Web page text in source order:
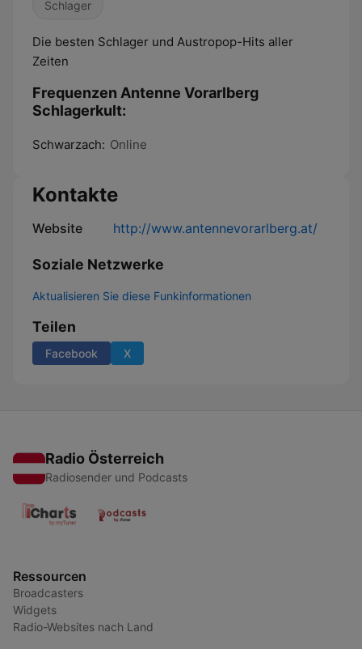
Schlager
Die besten Schlager und Austropop-Hits aller
Zeiten
Frequenzen Antenne Vorarlberg
Schlagerkult:
Schwarzach: Online
Kontakte
Website http://www.antennevorarlberg.at/
Soziale Netzwerke
Aktualisieren Sie diese Funkinformationen
Teilen
Facebook X
Radio Österreich
Radiosender und Podcasts
Ressourcen
Broadcasters
Widgets
Radio-Websites nach Land